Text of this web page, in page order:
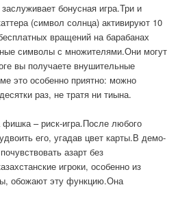
бонусная игра.Три и
(символ солнца) активируют 10
вращений на барабанах
символы с множителями.Они могут
вы получаете внушительные
это особенно приятно: можно
раз, не тратя ни тиына.
– риск-игра.После любого
его, угадав цвет карты.В демо-
азарт без
игроки, особенно из
обожают эту функцию.Она